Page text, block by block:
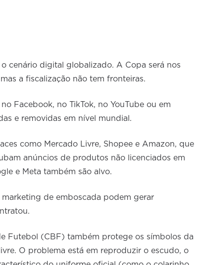
cenário digital globalizado. A Copa será nos
a fiscalização não tem fronteiras.
Facebook, no TikTok, no YouTube ou em
e removidas em nível mundial.
como Mercado Livre, Shopee e Amazon, que
anúncios de produtos não licenciados em
e Meta também são alvo.
de emboscada podem gerar
Futebol (CBF) também protege os símbolos da
O problema está em reproduzir o escudo, o